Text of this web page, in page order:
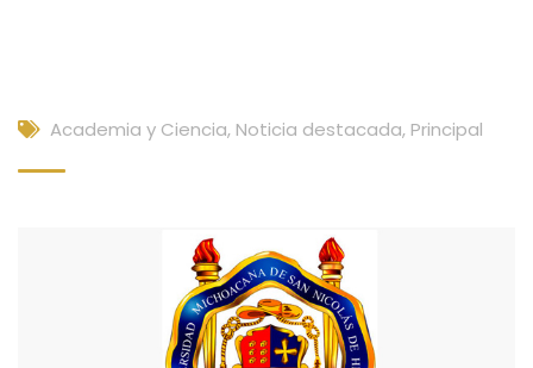
Academia y Ciencia, Noticia destacada, Principal